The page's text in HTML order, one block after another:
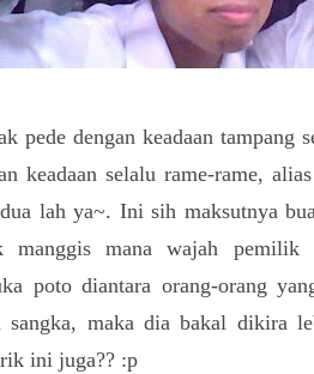
pede dengan keadaan tampang
keadaan selalu rame-rame,
lah ya~. Ini sih maksutnya
manggis mana wajah pemilik
poto diantara orang-orang
sangka, maka dia bakal dikira
ini juga?? :p